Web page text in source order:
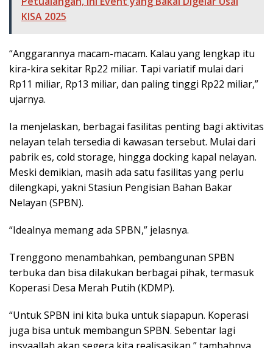
KISA 2025
“Anggarannya macam-macam. Kalau yang lengkap itu
kira-kira sekitar Rp22 miliar. Tapi variatif mulai dari
Rp11 miliar, Rp13 miliar, dan paling tinggi Rp22 miliar,”
ujarnya.
Ia menjelaskan, berbagai fasilitas penting bagi aktivitas
nelayan telah tersedia di kawasan tersebut. Mulai dari
pabrik es, cold storage, hingga docking kapal nelayan.
Meski demikian, masih ada satu fasilitas yang perlu
dilengkapi, yakni Stasiun Pengisian Bahan Bakar
Nelayan (SPBN).
“Idealnya memang ada SPBN,” jelasnya.
Trenggono menambahkan, pembangunan SPBN
terbuka dan bisa dilakukan berbagai pihak, termasuk
Koperasi Desa Merah Putih (KDMP).
“Untuk SPBN ini kita buka untuk siapapun. Koperasi
juga bisa untuk membangun SPBN. Sebentar lagi